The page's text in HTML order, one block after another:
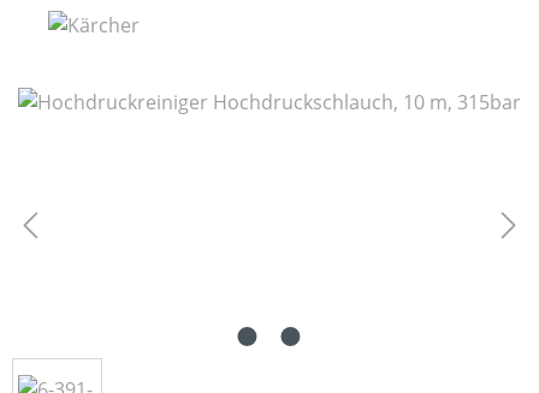
Bildergalerie überspringen